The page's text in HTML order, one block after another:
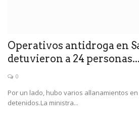
Operativos antidroga en
detuvieron a 24 personas...
0
Por un lado, hubo varios allanamientos en
detenidos.La ministra...